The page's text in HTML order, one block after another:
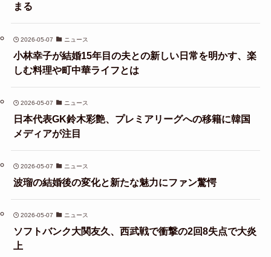
まる
2026-05-07 ニュース
小林幸子が結婚15年目の夫との新しい日常を明かす、楽
しむ料理や町中華ライフとは
2026-05-07 ニュース
日本代表GK鈴木彩艶、プレミアリーグへの移籍に韓国
メディアが注目
2026-05-07 ニュース
波瑠の結婚後の変化と新たな魅力にファン驚愕
2026-05-07 ニュース
ソフトバンク大関友久、西武戦で衝撃の2回8失点で大炎
上